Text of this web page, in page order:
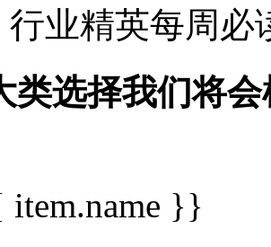
行业精英每周
类选择我们将
}}